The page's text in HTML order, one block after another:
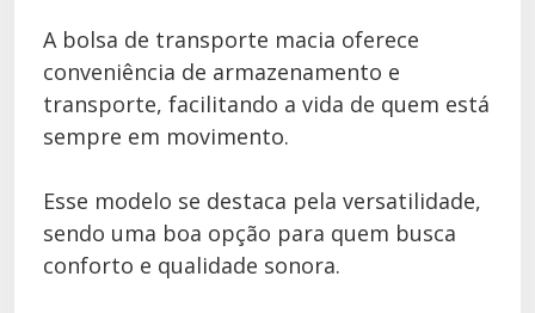
A bolsa de transporte macia oferece
conveniência de armazenamento e
transporte, facilitando a vida de quem está
sempre em movimento.
Esse modelo se destaca pela versatilidade,
sendo uma boa opção para quem busca
conforto e qualidade sonora.